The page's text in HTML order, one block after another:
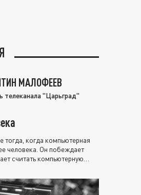
МАЛОФЕЕВ
телеканала "Царьград"
когда компьютерная
человека. Он побеждает
считать компьютерную